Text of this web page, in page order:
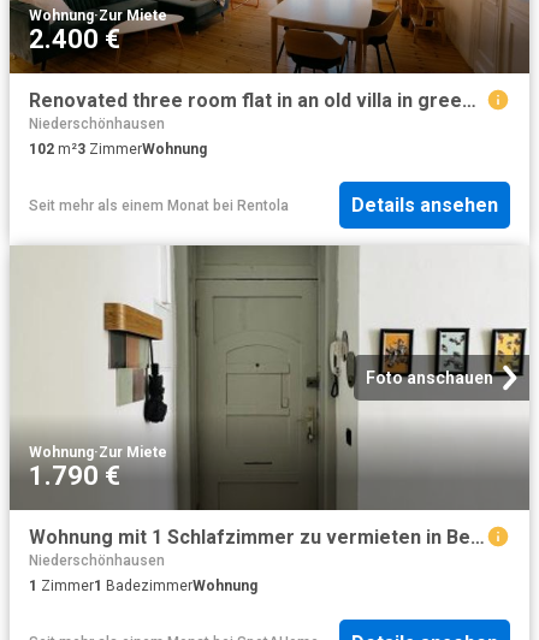
Wohnung·Zur Miete
2.400 €
Renovated three room flat in an old villa in green part of Berlin
Niederschönhausen
102 m²3 ZimmerWohnung
Seit mehr als einem Monat bei Rentola Details ansehen
Foto anschauen
Wohnung·Zur Miete
1.790 €
Wohnung mit 1 Schlafzimmer zu vermieten in Berlin
Niederschönhausen
1 Zimmer1 BadezimmerWohnung